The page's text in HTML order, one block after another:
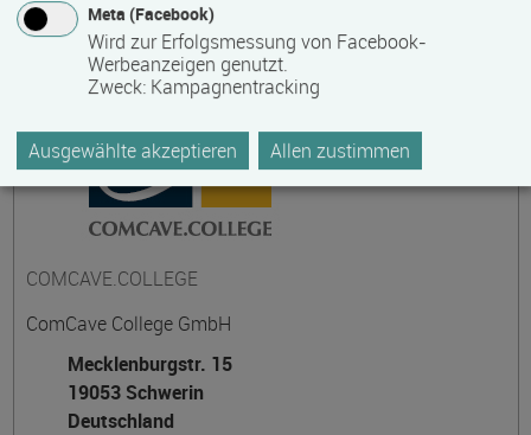
COMCAVE.COLLEGE
ComCave College GmbH
Mecklenburgstr. 15
19053 Schwerin
Deutschland
Meta (Facebook)
Wird zur Erfolgsmessung von Facebook-
Werbeanzeigen genutzt.
Zweck: Kampagnentracking
Ausgewählte akzeptieren Allen zustimmen